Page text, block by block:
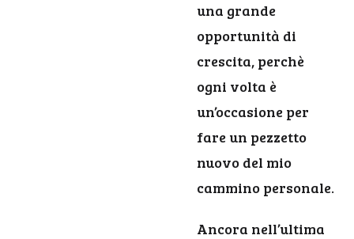
una grande
opportunità di
crescita, perchè
ogni volta è
un’occasione per
fare un pezzetto
nuovo del mio
cammino personale.
Ancora nell’ultima